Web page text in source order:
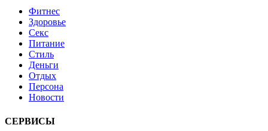
Фитнес
Здоровье
Секс
Питание
Стиль
Деньги
Отдых
Персона
Новости
СЕРВИСЫ